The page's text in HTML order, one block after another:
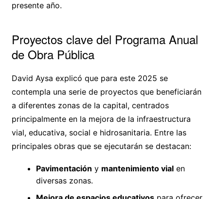
presente año.
Proyectos clave del Programa Anual
de Obra Pública
David Aysa explicó que para este 2025 se
contempla una serie de proyectos que beneficiarán
a diferentes zonas de la capital, centrados
principalmente en la mejora de la infraestructura
vial, educativa, social e hidrosanitaria. Entre las
principales obras que se ejecutarán se destacan:
Pavimentación y mantenimiento vialen
diversas zonas.